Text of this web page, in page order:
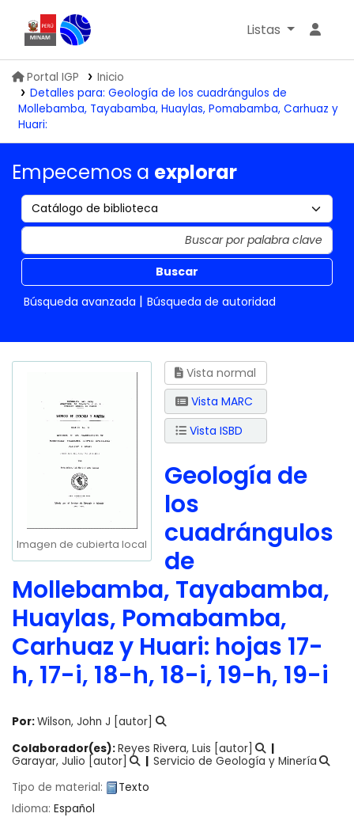
Biblioteca IGP
Listas
Portal IGP
Inicio
Detalles para: Geología de los cuadrángulos de
Mollebamba, Tayabamba, Huaylas, Pomabamba, Carhuaz y
Huari:
Empecemos a explorar
Buscar
Búsqueda avanzada
Búsqueda de autoridad
Imagen de cubierta local
Vista normal
Vista MARC
Vista ISBD
Geología de
los
cuadrángulos
de
Mollebamba, Tayabamba,
Huaylas, Pomabamba,
Carhuaz y Huari: hojas 17-
h, 17-i, 18-h, 18-i, 19-h, 19-i
Por:Wilson, John J [autor]
Colaborador(es):Reyes Rivera, Luis [autor]
Garayar, Julio [autor]
Servicio de Geología y Minería
Tipo de material:
Texto
Idioma: Español